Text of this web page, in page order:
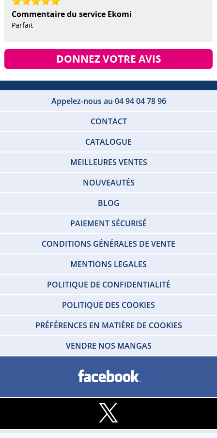
Commentaire du service Ekomi
Parfait
DONNEZ VOTRE AVIS
Appelez-nous au 04 94 04 78 96
CONTACT
CATALOGUE
MEILLEURES VENTES
NOUVEAUTÉS
BLOG
PAIEMENT SÉCURISÉ
CONDITIONS GÉNÉRALES DE VENTE
MENTIONS LEGALES
POLITIQUE DE CONFIDENTIALITÉ
POLITIQUE DES COOKIES
PRÉFÉRENCES EN MATIÈRE DE COOKIES
VENDRE NOS MANGAS